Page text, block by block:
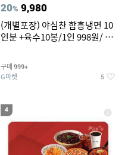
20% 9,980
(개별포장) 야심찬 함흥냉면 10
인분 +육수10봉/1인 998원/ 머
구매 999+
G마켓 5
4